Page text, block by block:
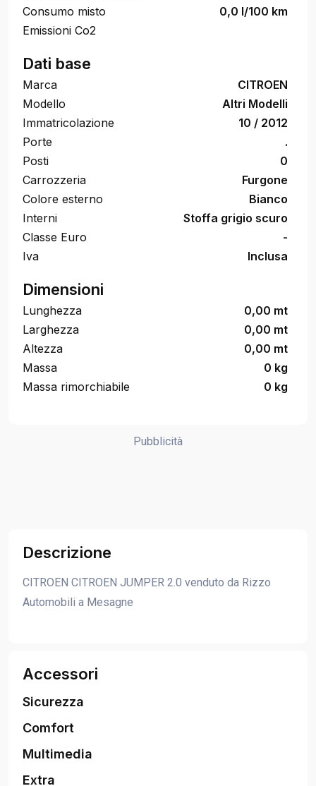
Consumo misto
0,0 l/100 km
Emissioni Co2
Dati base
Marca
CITROEN
Modello
Altri Modelli
Immatricolazione
10 / 2012
Porte
.
Posti
0
Carrozzeria
Furgone
Colore esterno
Bianco
Interni
Stoffa grigio scuro
Classe Euro
-
Iva
Inclusa
Dimensioni
Lunghezza
0,00 mt
Larghezza
0,00 mt
Altezza
0,00 mt
Massa
0 kg
Massa rimorchiabile
0 kg
Pubblicità
Descrizione
CITROEN CITROEN JUMPER 2.0 venduto da Rizzo
Automobili a Mesagne
Accessori
Sicurezza
Comfort
Multimedia
Extra